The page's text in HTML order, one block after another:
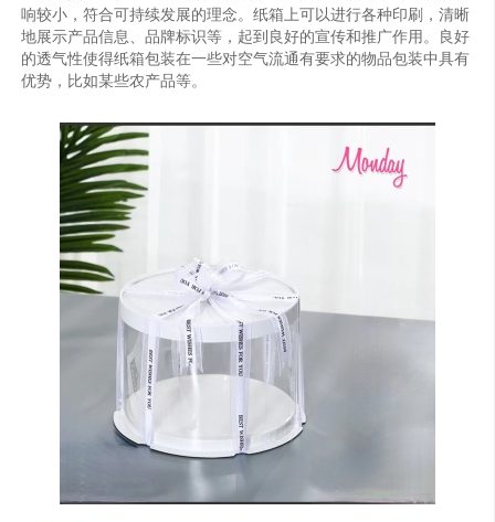
响较小，符合可持续发展的理念。纸箱上可以进行各种印刷，清晰
地展示产品信息、品牌标识等，起到良好的宣传和推广作用。良好
的透气性使得纸箱包装在一些对空气流通有要求的物品包装中具有
优势，比如某些农产品等。